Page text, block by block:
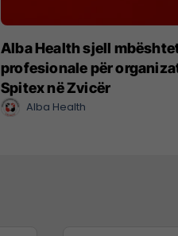
Alba Health sjell
profesionale për
Spitex në Zvicër
Alba Health